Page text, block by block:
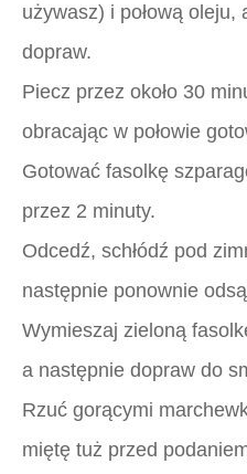
używasz) i połową oleju,
dopraw.
Piecz przez około 30
obracając w połowie
Gotować fasolkę
przez 2 minuty.
Odcedź, schłódź pod
następnie ponownie
Wymieszaj zieloną
a następnie dopraw do
Rzuć gorącymi
miętę tuż przed